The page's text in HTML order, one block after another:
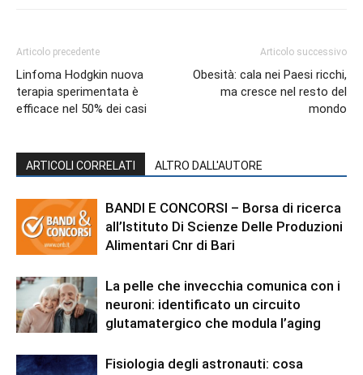
Articolo precedente
Linfoma Hodgkin nuova
terapia sperimentata è
efficace nel 50% dei casi
Articolo successivo
Obesità: cala nei Paesi ricchi,
ma cresce nel resto del
mondo
ARTICOLI CORRELATI ALTRO DALL'AUTORE
BANDI E CONCORSI – Borsa di ricerca
all’Istituto Di Scienze Delle Produzioni
Alimentari Cnr di Bari
La pelle che invecchia comunica con i
neuroni: identificato un circuito
glutamatergico che modula l’aging
Fisiologia degli astronauti: cosa